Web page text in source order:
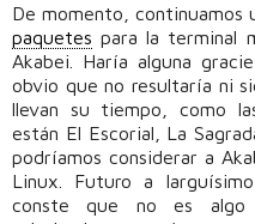
De momento, continuamos
paquetes para la terminal
Akabei. Haría alguna
obvio que no resultaría ni
llevan su tiempo, como
están El Escorial, La
podríamos considerar a
Linux. Futuro a
conste que no es algo